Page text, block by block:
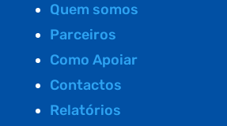
Quem somos
Parceiros
Como Apoiar
Contactos
Relatórios